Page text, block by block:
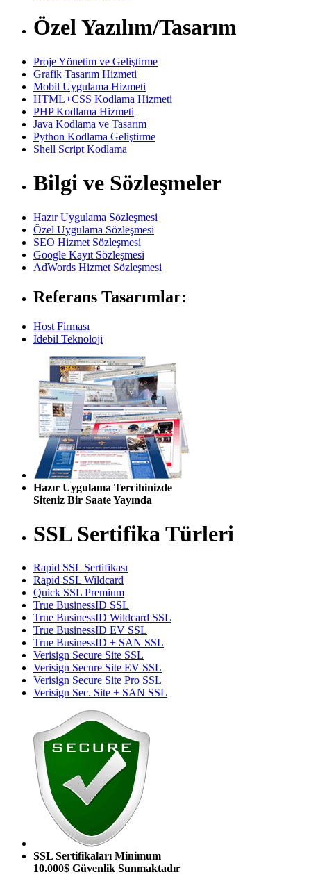
Özel Yazılım/Tasarım
Proje Yönetim ve Geliştirme
Grafik Tasarım Hizmeti
Mobil Uygulama Hizmeti
HTML+CSS Kodlama Hizmeti
PHP Kodlama Hizmeti
Java Kodlama ve Tasarım
Python Kodlama Geliştirme
Shell Script Kodlama
Bilgi ve Sözleşmeler
Hazır Uygulama Sözleşmesi
Özel Uygulama Sözleşmesi
SEO Hizmet Sözleşmesi
Google Kayıt Sözleşmesi
AdWords Hizmet Sözleşmesi
Referans Tasarımlar:
Host Firması
İdebil Teknoloji
Hazır Uygulama Tercihinizde
Siteniz Bir Saate Yayında
SSL Sertifika Türleri
Rapid SSL Sertifikası
Rapid SSL Wildcard
Quick SSL Premium
True BusinessID SSL
True BusinessID Wildcard SSL
True BusinessID EV SSL
True BusinessID + SAN SSL
Verisign Secure Site SSL
Verisign Secure Site EV SSL
Verisign Secure Site Pro SSL
Verisign Sec. Site + SAN SSL
SSL Sertifikaları Minimum
10.000$ Güvenlik Sunmaktadır